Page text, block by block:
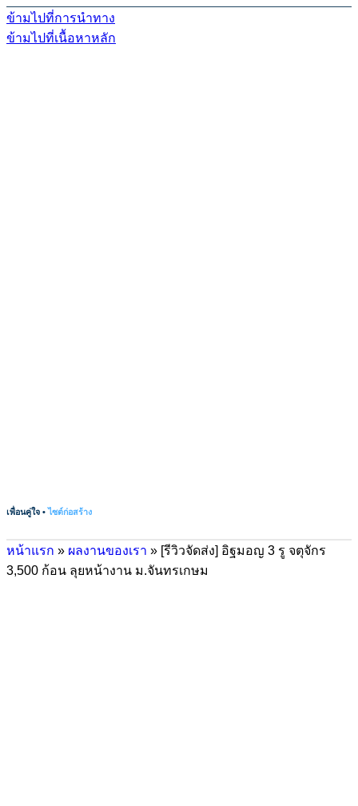
ข้ามไปที่การนำทาง
ข้ามไปที่เนื้อหาหลัก
เพื่อนคู่ใจ • ไซต์ก่อสร้าง
หน้าแรก » ผลงานของเรา » [รีวิวจัดส่ง] อิฐมอญ 3 รู จตุจักร
3,500 ก้อน ลุยหน้างาน ม.จันทรเกษม